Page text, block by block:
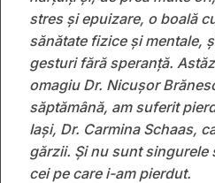
stres și epuizare, o boală
sănătate fizice și mentale,
gesturi fără speranță.
omagiu Dr. Nicușor
săptămână, am suferit
Iași, Dr. Carmina Schaas,
gărzii. Și nu sunt singurele
cei pe care i-am pierdut.